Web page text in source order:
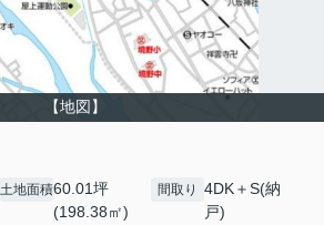
【地図】
土地面積60.01坪
(198.38㎡)
間取り
4DK＋S(納
戸)